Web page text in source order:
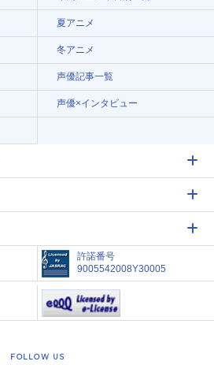
夏アニメ
冬アニメ
声優記事一覧
声優×インタビュー
許諾番号
9005542008Y30005
FOLLOW US